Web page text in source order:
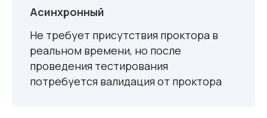
Асинхронный
Не требует присутствия проктора в
реальном времени, но после
проведения тестирования
потребуется валидация от проктора